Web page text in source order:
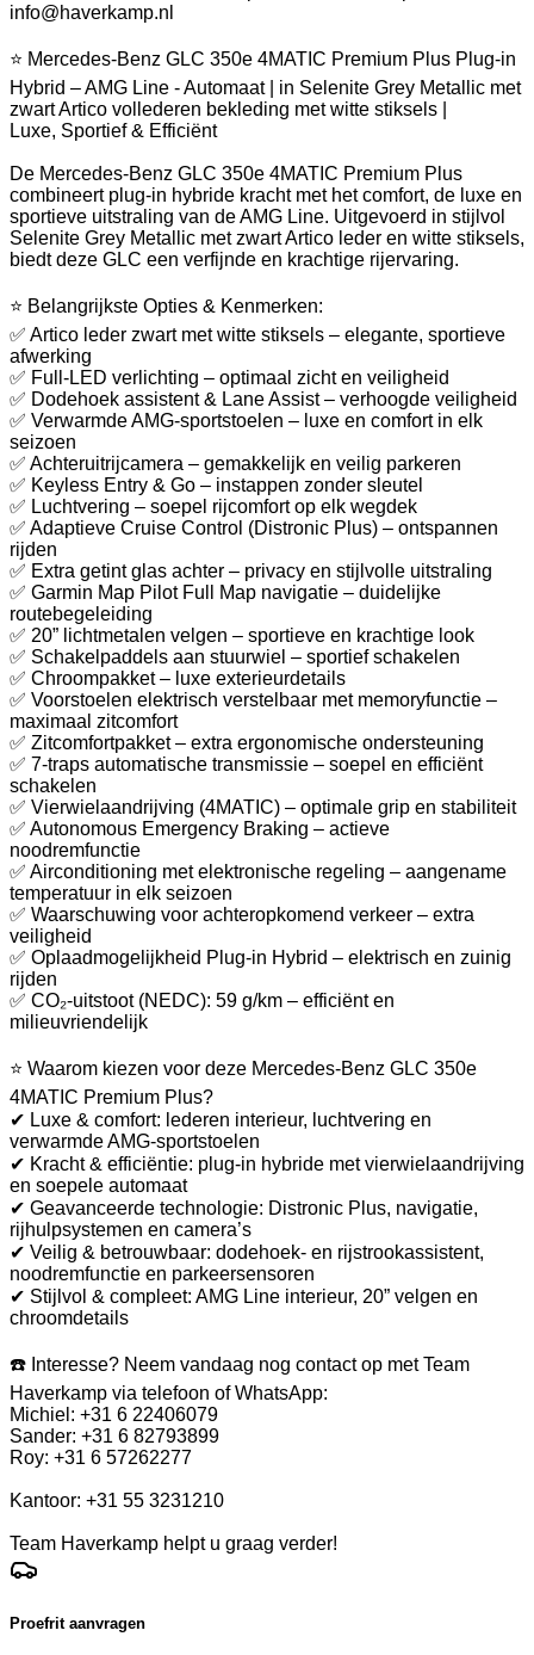
info@haverkamp.nl
⭐ Mercedes-Benz GLC 350e 4MATIC Premium Plus Plug-in
Hybrid – AMG Line - Automaat | in Selenite Grey Metallic met
zwart Artico vollederen bekleding met witte stiksels |
Luxe, Sportief & Efficiënt
De Mercedes-Benz GLC 350e 4MATIC Premium Plus
combineert plug-in hybride kracht met het comfort, de luxe en
sportieve uitstraling van de AMG Line. Uitgevoerd in stijlvol
Selenite Grey Metallic met zwart Artico leder en witte stiksels,
biedt deze GLC een verfijnde en krachtige rijervaring.
⭐ Belangrijkste Opties & Kenmerken:
✅ Artico leder zwart met witte stiksels – elegante, sportieve
afwerking
✅ Full-LED verlichting – optimaal zicht en veiligheid
✅ Dodehoek assistent & Lane Assist – verhoogde veiligheid
✅ Verwarmde AMG-sportstoelen – luxe en comfort in elk
seizoen
✅ Achteruitrijcamera – gemakkelijk en veilig parkeren
✅ Keyless Entry & Go – instappen zonder sleutel
✅ Luchtvering – soepel rijcomfort op elk wegdek
✅ Adaptieve Cruise Control (Distronic Plus) – ontspannen
rijden
✅ Extra getint glas achter – privacy en stijlvolle uitstraling
✅ Garmin Map Pilot Full Map navigatie – duidelijke
routebegeleiding
✅ 20” lichtmetalen velgen – sportieve en krachtige look
✅ Schakelpaddels aan stuurwiel – sportief schakelen
✅ Chroompakket – luxe exterieurdetails
✅ Voorstoelen elektrisch verstelbaar met memoryfunctie –
maximaal zitcomfort
✅ Zitcomfortpakket – extra ergonomische ondersteuning
✅ 7-traps automatische transmissie – soepel en efficiënt
schakelen
✅ Vierwielaandrijving (4MATIC) – optimale grip en stabiliteit
✅ Autonomous Emergency Braking – actieve
noodremfunctie
✅ Airconditioning met elektronische regeling – aangename
temperatuur in elk seizoen
✅ Waarschuwing voor achteropkomend verkeer – extra
veiligheid
✅ Oplaadmogelijkheid Plug-in Hybrid – elektrisch en zuinig
rijden
✅ CO₂-uitstoot (NEDC): 59 g/km – efficiënt en
milieuvriendelijk
⭐ Waarom kiezen voor deze Mercedes-Benz GLC 350e
4MATIC Premium Plus?
✔ Luxe & comfort: lederen interieur, luchtvering en
verwarmde AMG-sportstoelen
✔ Kracht & efficiëntie: plug-in hybride met vierwielaandrijving
en soepele automaat
✔ Geavanceerde technologie: Distronic Plus, navigatie,
rijhulpsystemen en camera’s
✔ Veilig & betrouwbaar: dodehoek- en rijstrookassistent,
noodremfunctie en parkeersensoren
✔ Stijlvol & compleet: AMG Line interieur, 20” velgen en
chroomdetails
☎️ Interesse? Neem vandaag nog contact op met Team
Haverkamp via telefoon of WhatsApp:
Michiel: +31 6 22406079
Sander: +31 6 82793899
Roy: +31 6 57262277
Kantoor: +31 55 3231210
Team Haverkamp helpt u graag verder!
Proefrit aanvragen